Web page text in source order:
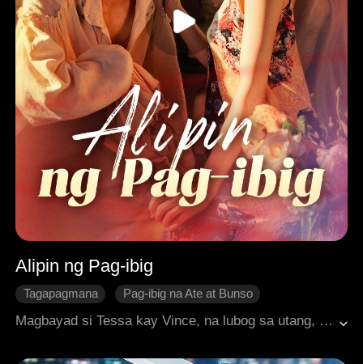
Alipin ng Pag-ibig
Tagapagmana
Pag-ibig na Ate at Bunso
Lihim na Paghanga
Makabagong Romansa
Magbayad si Tessa kay Vince, na lubog sa utang, ng $100,000 kada sesyon para makayanan ang kanyang bipolar disorder. Pagkaraan ng ilang taon, nang bumagsak ang kanyang pamilya at napadpad siya sa lugar ng mga aliw, binili siya ni Vince sa isang subasta at inubos ang gabi-gabi kasama siya. Matapos mabuhay muli, sinubukan ni Tessa na tapusin ang kanilang kasunduan, subalit natuklasan niyang nasiyahan na si Vince dito.